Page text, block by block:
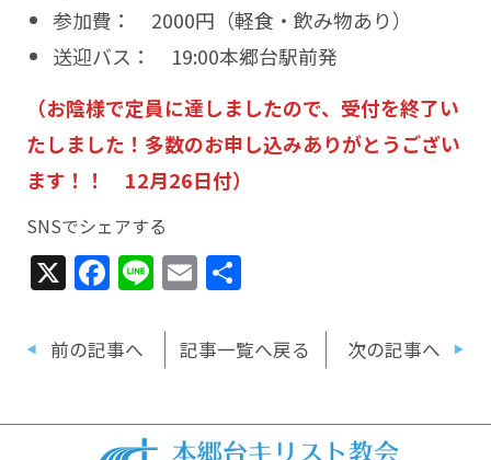
参加費： 2000円（軽食・飲み物あり）
送迎バス： 19:00本郷台駅前発
（お陰様で定員に達しましたので、受付を終了い
たしました！多数のお申し込みありがとうござい
ます！！ 12月26日付）
SNSでシェアする
X Facebook
LineEmail
共
前の記事へ 記事一覧へ戻る 次の記事へ